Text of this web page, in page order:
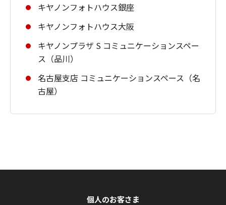
キヤノンフォトハウス銀座
キヤノンフォトハウス大阪
キヤノンプラザ S コミュニケーションスペー
ス（品川）
名古屋支店 コミュニケーションスペース（名
古屋）
個人のお客さま